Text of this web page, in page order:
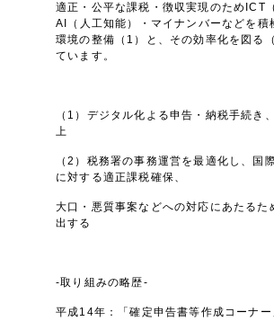
適正・公平な課税・徴収実現のためICT
AI（人工知能）・マイナンバーなどを積
環境の整備（1）と、その効率化を図る
ています。
（1）デジタル化よる申告・納税手続き
上
（2）税務署の事務運営を最適化し、国
に対する適正課税確保、
大口・悪質事案などへの対応にあたるた
出する
-取り組みの略歴-
平成14年：「確定申告書等作成コーナ